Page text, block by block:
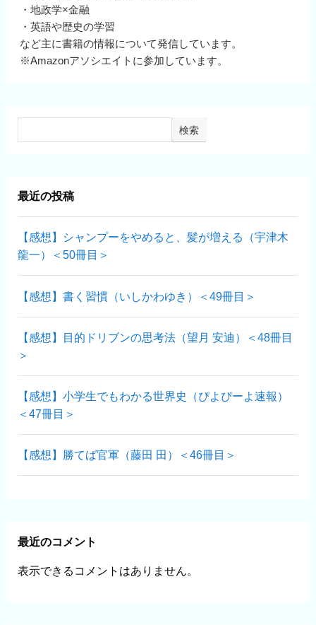
・地政学×金融
・英語や歴史の学習
など主に書籍の情報について発信しています。
※Amazonアソシエイトに参加しています。
検索
最近の投稿
【感想】シャンプーをやめると、髪が増える（宇津木
龍一）＜50冊目＞
【感想】書く習慣（いしかわゆき）＜49冊目＞
【感想】目的ドリブンの思考法（望月 安迪）＜48冊目
＞
【感想】小学生でもわかる世界史（ぴよぴーよ速報）
＜47冊目＞
【感想】勝てば官軍（藤田 田）＜46冊目＞
最近のコメント
表示できるコメントはありません。